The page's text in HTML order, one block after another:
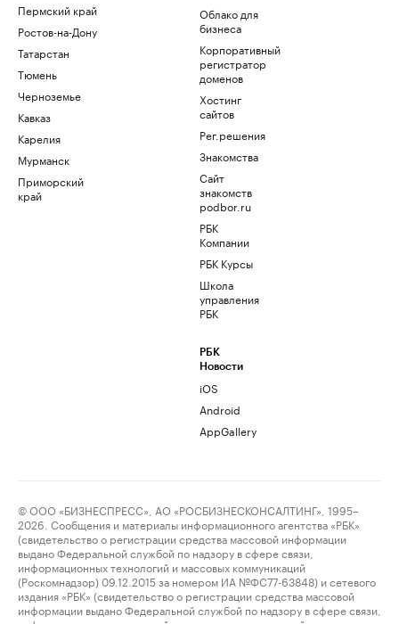
Пермский край
Ростов-на-Дону
Татарстан
Тюмень
Черноземье
Кавказ
Карелия
Мурманск
Приморский
край
Облако для
бизнеса
Корпоративный
регистратор
доменов
Хостинг
сайтов
Рег.решения
Знакомства
Сайт
знакомств
podbor.ru
РБК
Компании
РБК Курсы
Школа
управления
РБК
РБК
Новости
iOS
Android
AppGallery
© ООО «БИЗНЕСПРЕСС», АО «РОСБИЗНЕСКОНСАЛТИНГ», 1995–
2026. Сообщения и материалы информационного агентства «РБК»
(свидетельство о регистрации средства массовой информации
выдано Федеральной службой по надзору в сфере связи,
информационных технологий и массовых коммуникаций
(Роскомнадзор) 09.12.2015 за номером ИА №ФС77-63848) и сетевого
издания «РБК» (свидетельство о регистрации средства массовой
информации выдано Федеральной службой по надзору в сфере связи,